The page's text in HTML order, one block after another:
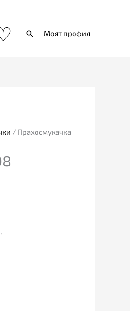
ТърсиМоят профил
/ Прахосмукачка